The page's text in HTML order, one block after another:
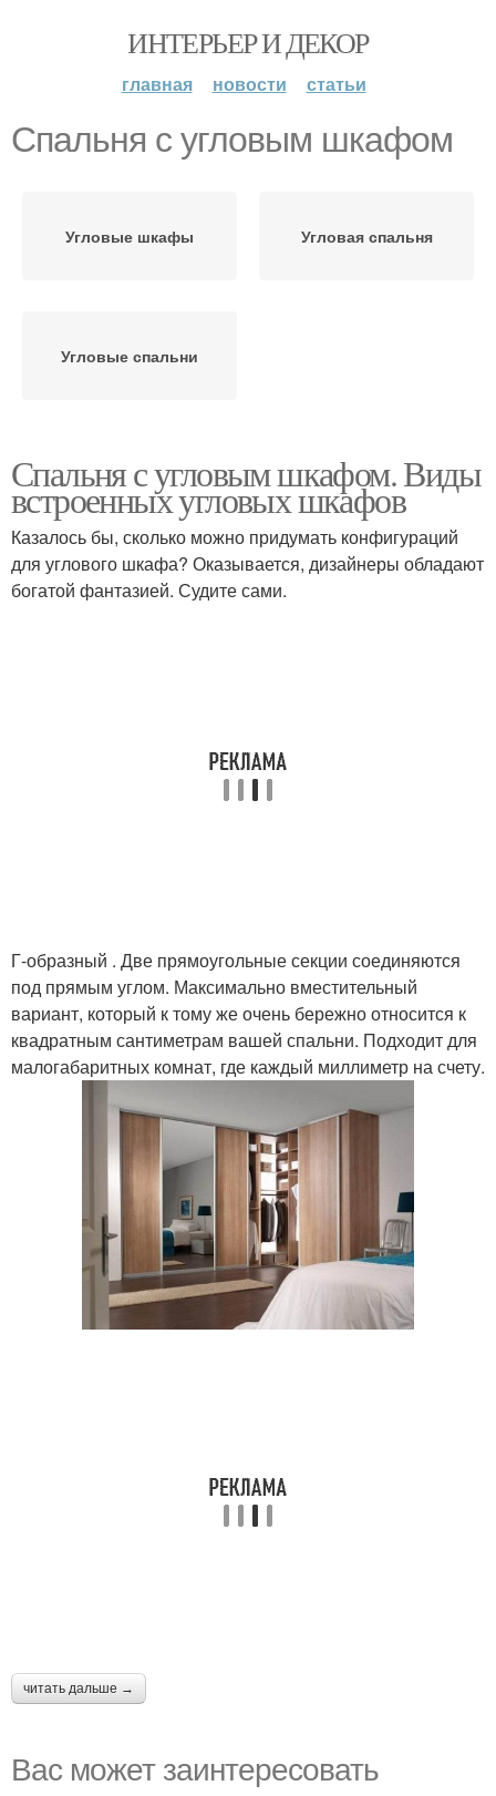
ИНТЕРЬЕР И ДЕКОР
главная новости статьи
Спальня с угловым шкафом
Угловые шкафы Угловая спальня
Угловые спальни
Спальня с угловым шкафом. Виды
встроенных угловых шкафов
Казалось бы, сколько можно придумать конфигураций
для углового шкафа? Оказывается, дизайнеры обладают
богатой фантазией. Судите сами.
Г-образный . Две прямоугольные секции соединяются
под прямым углом. Максимально вместительный
вариант, который к тому же очень бережно относится к
квадратным сантиметрам вашей спальни. Подходит для
малогабаритных комнат, где каждый миллиметр на счету.
читать дальше →
Вас может заинтересовать